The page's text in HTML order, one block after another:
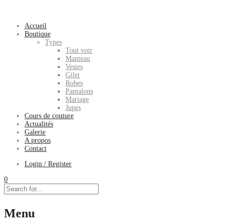
Accueil
Boutique
Types
Tout voir
Manteau
Vestes
Gilet
Robes
Pantalons
Mariage
Jupes
Cours de couture
Actualités
Galerie
A propos
Contact
Login / Register
0
Menu